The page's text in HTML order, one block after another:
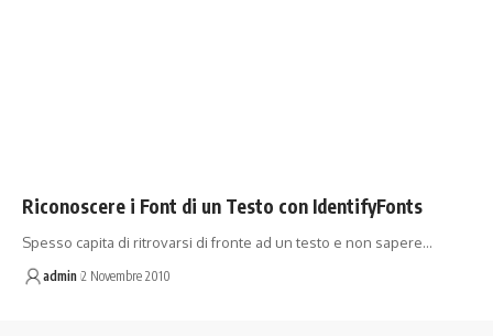
Riconoscere i Font di un Testo con IdentifyFonts
Spesso capita di ritrovarsi di fronte ad un testo e non sapere…
admin 2 Novembre 2010